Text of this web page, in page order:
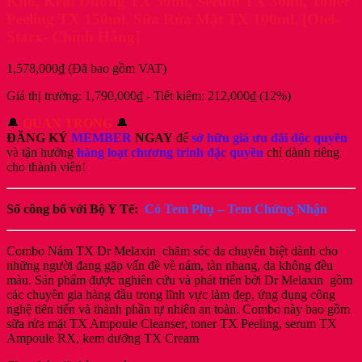
1,578,000₫ (Đã bao gồm VAT)
Giá thị trường: 1,790,000₫ - Tiết kiệm: 212,000₫ (12%)
🔔 QUAN TRỌNG 🔔
ĐĂNG KÝ MEMBER NGAY để sở hữu giá ưu đãi độc quyền
và tận hưởng hàng loạt chương trình đặc quyền chỉ dành riêng
cho thành viên!
Số công bố với Bộ Y Tế: Có Tem Phụ – Tem Chứng Nhận
Combo Nám TX Dr Melaxin chăm sóc da chuyên biệt dành cho
những người đang gặp vấn đề về nám, tàn nhang, da không đều
màu. Sản phẩm được nghiên cứu và phát triển bởi Dr Melaxin gồm
các chuyên gia hàng đầu trong lĩnh vực làm đẹp, ứng dụng công
nghệ tiên tiến và thành phần tự nhiên an toàn. Combo này bao gồm
sữa rửa mặt TX Ampoule Cleanser, toner TX Peeling, serum TX
Ampoule RX, kem dưỡng TX Cream